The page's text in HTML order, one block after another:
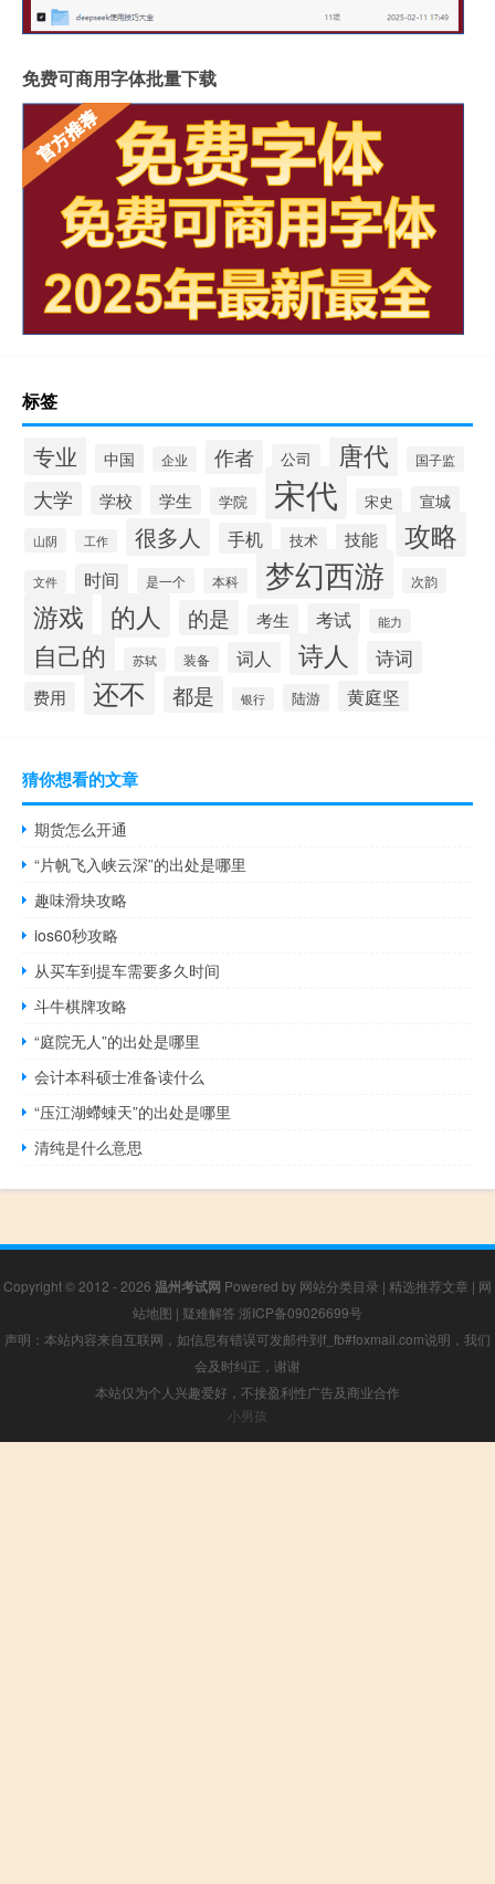
免费可商用字体批量下载
标签
专业 中国 企业 作者 公司 唐代 国子监
大学 学校 学生 学院 宋代 宋史 宣城
山阴 工作 很多人 手机 技术 技能 攻略
文件 时间 是一个 本科 梦幻西游 次韵
游戏 的人 的是 考生 考试 能力
自己的 苏轼 装备 词人 诗人 诗词
费用 还不 都是 银行 陆游 黄庭坚
猜你想看的文章
期货怎么开通
“片帆飞入峡云深”的出处是哪里
趣味滑块攻略
ios60秒攻略
从买车到提车需要多久时间
斗牛棋牌攻略
“庭院无人”的出处是哪里
会计本科硕士准备读什么
“压江湖螮蝀天”的出处是哪里
清纯是什么意思
Copyright © 2012 - 2026 温州考试网 Powered by 网站分类目录 | 精选推荐文章 | 网
站地图 | 疑难解答 浙ICP备09026699号
声明：本站内容来自互联网，如信息有错误可发邮件到f_fb#foxmail.com说明，我们
会及时纠正，谢谢
本站仅为个人兴趣爱好，不接盈利性广告及商业合作
小男孩